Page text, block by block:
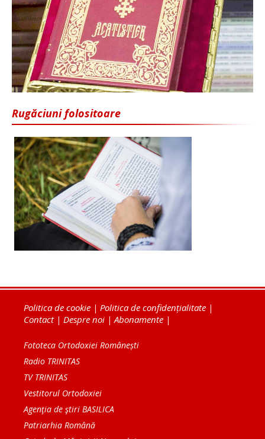
Rugăciuni folositoare
Politica de cookie | Politica de confidențialitate |
Contact| Despre noi |Abonamente |
Fototeca Ortodoxiei Românești
Radio TRINITAS
TV TRINITAS
Vestitorul Ortodoxiei
Agenţia de ştiri BASILICA
Patriarhia Română